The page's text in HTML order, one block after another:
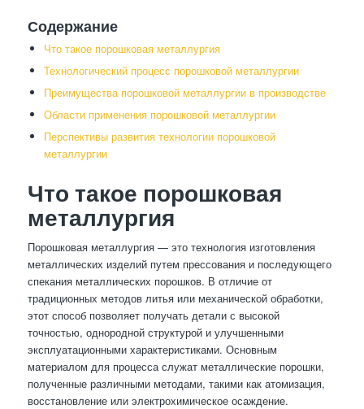
Содержание
Что такое порошковая металлургия
Технологический процесс порошковой металлургии
Преимущества порошковой металлургии в производстве
Области применения порошковой металлургии
Перспективы развития технологии порошковой
металлургии
Что такое порошковая
металлургия
Порошковая металлургия — это технология изготовления
металлических изделий путем прессования и последующего
спекания металлических порошков. В отличие от
традиционных методов литья или механической обработки,
этот способ позволяет получать детали с высокой
точностью, однородной структурой и улучшенными
эксплуатационными характеристиками. Основным
материалом для процесса служат металлические порошки,
полученные различными методами, такими как атомизация,
восстановление или электрохимическое осаждение.